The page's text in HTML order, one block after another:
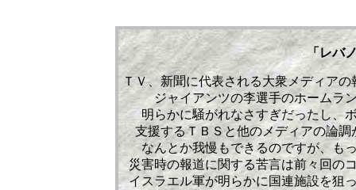
「レバ
ＴＶ、新聞に代表される大衆メディア
ジャイアンツの李選手のホームラ
明らかに騒がれなさすぎだったし、
支援するＴＢＳと他のメディアの論
なんとか我慢もできるのですが、も
災害時の報道に関する苦言は前々回の
イスラエル軍が明らかに国連施設を狙